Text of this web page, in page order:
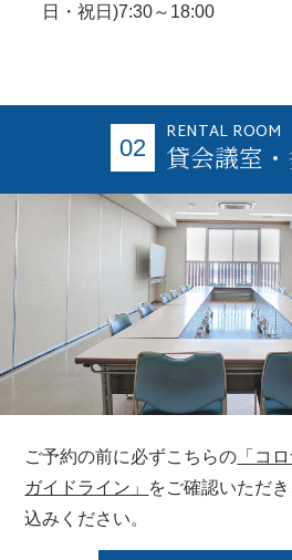
日・祝日)7:30～18:00
02
RENTAL ROOM
貸会議室
ご予約の前に必ずこちらの 「コ
ガイドライン」 をご確認いただ
込みください。